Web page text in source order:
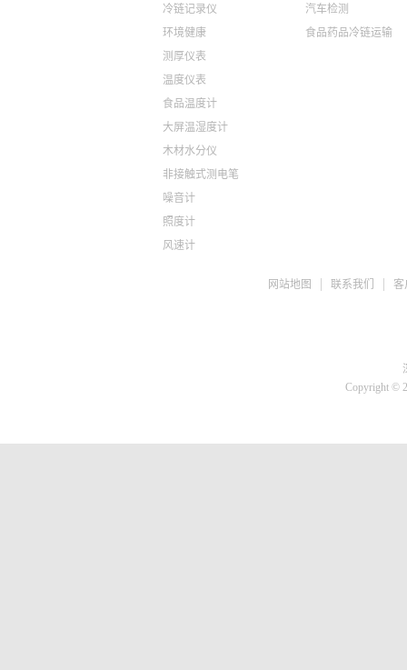
冷链记录仪
环境健康
测厚仪表
温度仪表
食品温度计
大屏温湿度计
木材水分仪
非接触式测电笔
噪音计
照度计
风速计
汽车检测
食品药品冷链运输
网站地图 联系我们 客
Copyright ©